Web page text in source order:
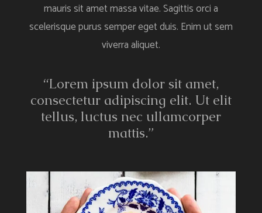
mauris sit amet massa vitae. Sagittis orci a
scelerisque purus semper eget duis. Enim ut sem
viverra aliquet.
“Lorem ipsum dolor sit amet,
consectetur adipiscing elit. Ut elit
tellus, luctus nec ullamcorper
mattis.”